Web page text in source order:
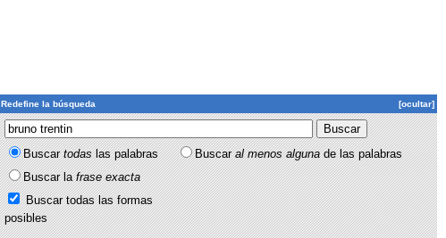
[ocultar]
Redefine la búsqueda
Buscartodaslas palabras Buscaral menos algunade las palabras
Buscar lafrase exacta
Buscar todas las formas
posibles